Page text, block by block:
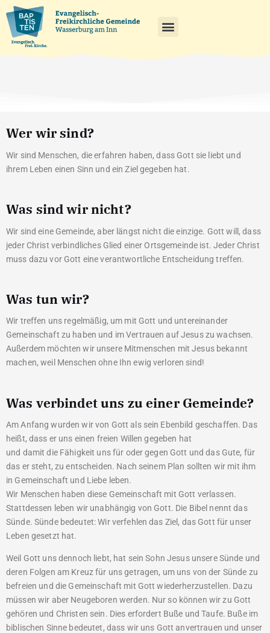
Wer wir sind?
Wir sind Menschen, die erfahren haben, dass Gott sie liebt und
ihrem Leben einen Sinn und ein Ziel gegeben hat.
Was sind wir nicht?
Wir sind eine Gemeinde, aber längst nicht die einzige. Gott will, dass
jeder Christ verbindliches Glied einer Ortsgemeinde ist. Jeder Christ
muss dazu vor Gott eine verantwortliche Entscheidung treffen.
Was tun wir?
Wir treffen uns regelmäßig, um mit Gott und untereinander
Gemeinschaft zu haben und im Vertrauen auf Jesus zu wachsen.
Außerdem möchten wir unsere Mitmenschen mit Jesus bekannt
machen, weil Menschen ohne Ihn ewig verloren sind!
Was verbindet uns zu einer Gemeinde?
Am Anfang wurden wir von Gott als sein Ebenbild geschaffen. Das
heißt, dass er uns einen freien Willen gegeben hat
und damit die Fähigkeit uns für oder gegen Gott und das Gute, für
das er steht, zu entscheiden. Nach seinem Plan sollten wir mit ihm
in Gemeinschaft und Liebe leben.
Wir Menschen haben diese Gemeinschaft mit Gott verlassen.
Stattdessen leben wir unabhängig von Gott. Die Bibel nennt das
Sünde. Sünde bedeutet: Wir verfehlen das Ziel, das Gott für unser
Leben gesetzt hat.
Weil Gott uns dennoch liebt, hat sein Sohn Jesus unsere Sünde und
deren Folgen am Kreuz für uns getragen, um uns von der Sünde zu
befreien und die Gemeinschaft mit Gott wiederherzustellen. Dazu
müssen wir aber Neugeboren werden. Nur so können wir zu Gott
gehören und Christen sein. Dies erfordert Buße und Taufe. Buße im
biblischen Sinne bedeutet, dass wir uns Gott anvertrauen und unser